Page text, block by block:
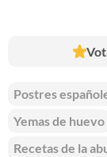
Postres
Yemas de huevo
Recetas de la